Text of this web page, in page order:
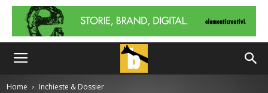
Home Inchieste & Dossier